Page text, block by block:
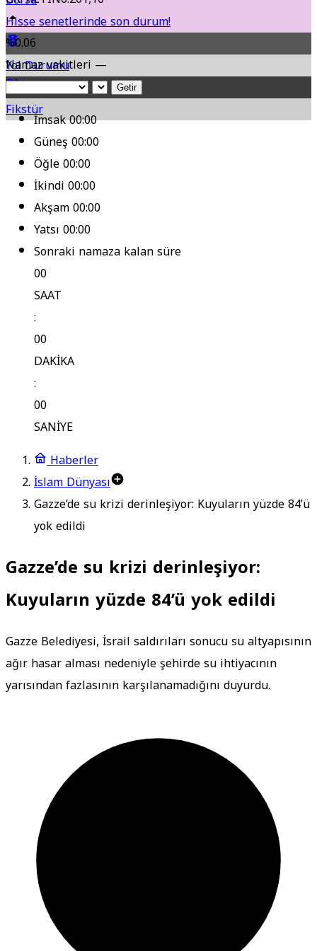
Hisse senetlerinde son durum!
Yol Durumu
Fikstür
%0.06
Namaz vakitleri —
Getir
İmsak00:00
Güneş00:00
Öğle00:00
İkindi00:00
Akşam00:00
Yatsı00:00
Sonraki namaza kalan süre
00
SAAT
:
00
DAKİKA
:
00
SANİYE
Haberler
İslam Dünyası
Gazze’de su krizi derinleşiyor: Kuyuların yüzde 84’ü
yok edildi
Gazze’de su krizi derinleşiyor:
Kuyuların yüzde 84’ü yok edildi
Gazze Belediyesi, İsrail saldırıları sonucu su altyapısının
ağır hasar alması nedeniyle şehirde su ihtiyacının
yarısından fazlasının karşılanamadığını duyurdu.